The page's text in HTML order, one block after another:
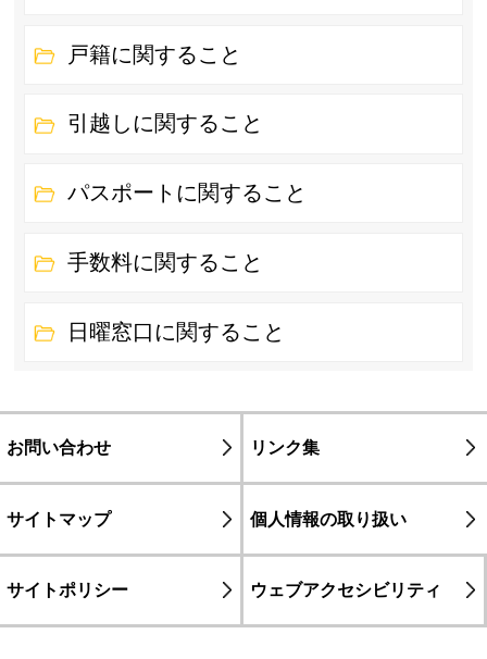
戸籍に関すること
引越しに関すること
パスポートに関すること
手数料に関すること
日曜窓口に関すること
お問い合わせ リンク集
サイトマップ 個人情報の取り扱い
サイトポリシー ウェブアクセシビリティ